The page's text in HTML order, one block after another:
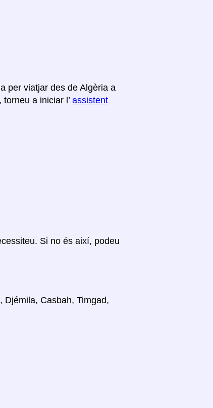
per viatjar des de Algèria a
a iniciar l’ assistent
Si no és així, podeu
Djémila, Casbah, Timgad,